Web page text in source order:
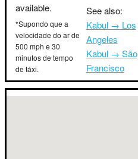
available.
*Supondo que a
velocidade do ar de
500 mph e 30
minutos de tempo
de táxi.
See also:
Kabul → Los
Angeles
Kabul → São
Francisco